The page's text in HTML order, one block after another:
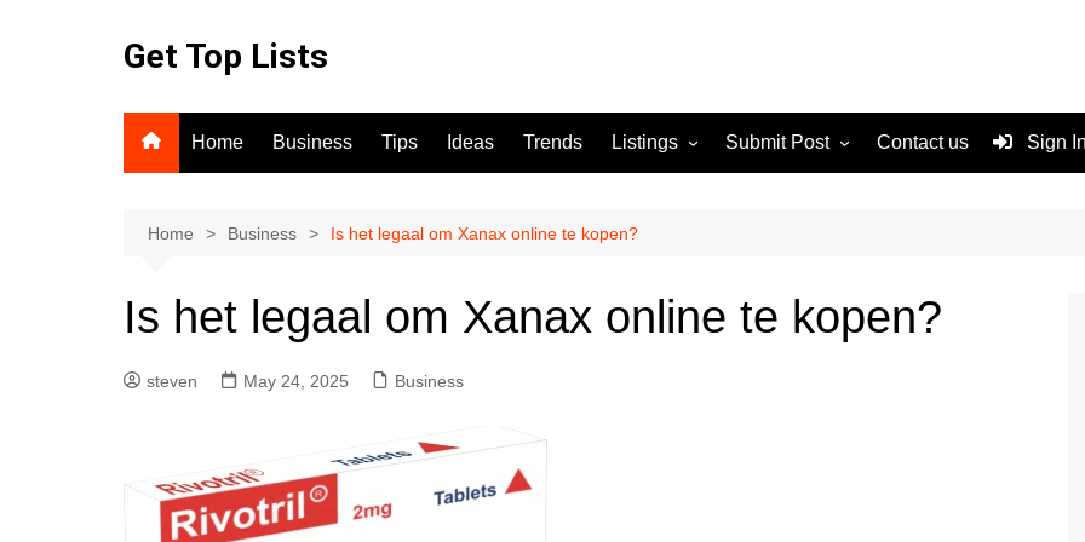
Get Top Lists
Home Business Tips Ideas Trends Listings
For Sale
Submit Post Contact us Sign
Home Business Is het legaal om Xanax online te kopen?
Is het legaal om Xanax online te kopen?
steven May 24, 2025 Business